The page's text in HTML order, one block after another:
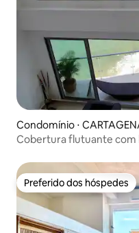
Condomínio ⋅
Cobertura flutuante com
Preferido dos hóspedes
Preferido dos hóspedes